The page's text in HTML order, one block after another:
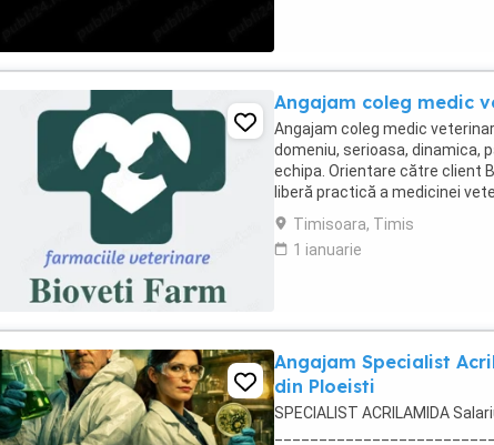
Angajam coleg medic
Angajam coleg medic
domeniu, serioasa, dinamica,
echipa. Orientare către client
liberă practică a medicinei
timpului Abilitatea de a ...
Timisoara, Timis
1 ianuarie
Angajam Specialist
din Ploeisti
SPECIALIST ACRILAMIDA